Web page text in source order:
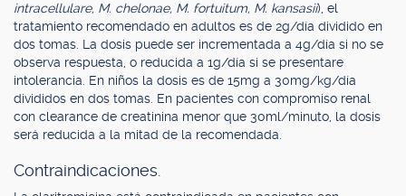
intracellulare, M. chelonae, M. fortuitum, M. kansasii), el
tratamiento recomendado en adultos es de 2g/día dividido en
dos tomas. La dosis puede ser incrementada a 4g/día si no se
observa respuesta, o reducida a 1g/día si se presentare
intolerancia. En niños la dosis es de 15mg a 30mg/kg/día
divididos en dos tomas. En pacientes con compromiso renal
con clearance de creatinina menor que 30ml/minuto, la dosis
será reducida a la mitad de la recomendada.
Contraindicaciones.